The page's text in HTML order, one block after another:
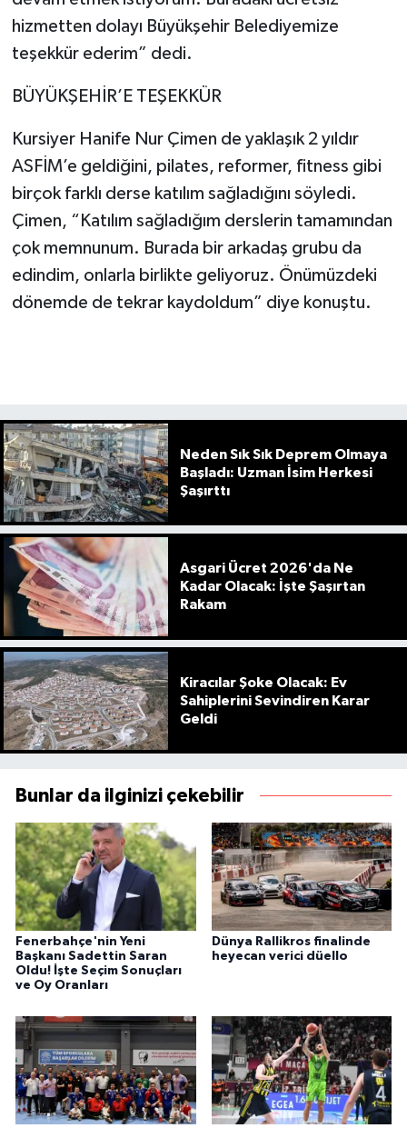
hizmetten dolayı Büyükşehir Belediyemize
teşekkür ederim” dedi.
BÜYÜKŞEHİR’E TEŞEKKÜR
Kursiyer Hanife Nur Çimen de yaklaşık 2 yıldır
ASFİM’e geldiğini, pilates, reformer, fitness gibi
birçok farklı derse katılım sağladığını söyledi.
Çimen, “Katılım sağladığım derslerin tamamından
çok memnunum. Burada bir arkadaş grubu da
edindim, onlarla birlikte geliyoruz. Önümüzdeki
dönemde de tekrar kaydoldum” diye konuştu.
Neden Sık Sık Deprem Olmaya
Başladı: Uzman İsim Herkesi
Şaşırttı
Asgari Ücret 2026'da Ne
Kadar Olacak: İşte Şaşırtan
Rakam
Kiracılar Şoke Olacak: Ev
Sahiplerini Sevindiren Karar
Geldi
Bunlar da ilginizi çekebilir
Fenerbahçe'nin Yeni
Başkanı Sadettin Saran
Oldu! İşte Seçim Sonuçları
ve Oy Oranları
Dünya Rallikros finalinde
heyecan verici düello